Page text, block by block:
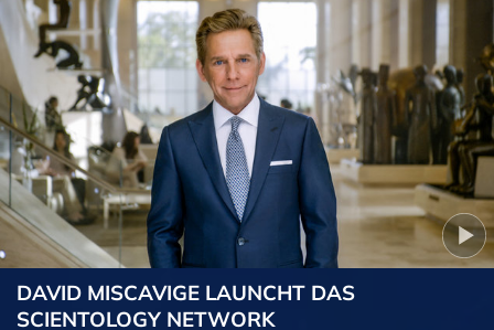
DAVID MISCAVIGE LAUNCHT DAS
SCIENTOLOGY NETWORK